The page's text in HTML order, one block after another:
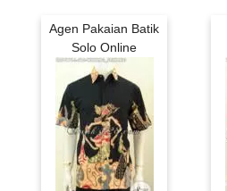
Agen Pakaian Batik
Solo Online